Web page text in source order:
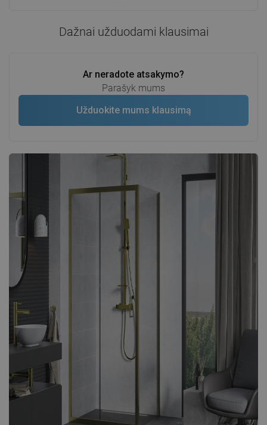
Dažnai užduodami klausimai
Ar neradote atsakymo?
Parašyk mums
Užduokite mums klausimą